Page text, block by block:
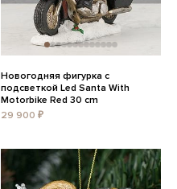
Новогодняя фигурка с
подсветкой Led Santa With
Motorbike Red 30 cm
29 900 ₽